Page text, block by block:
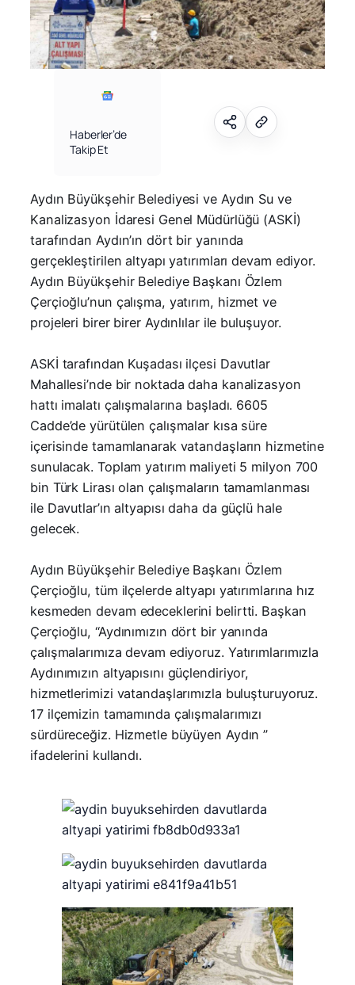
Haberler’de
Takip Et
Aydın Büyükşehir Belediyesi ve Aydın Su ve
Kanalizasyon İdaresi Genel Müdürlüğü (ASKİ)
tarafından Aydın’ın dört bir yanında
gerçekleştirilen altyapı yatırımları devam ediyor.
Aydın Büyükşehir Belediye Başkanı Özlem
Çerçioğlu’nun çalışma, yatırım, hizmet ve
projeleri birer birer Aydınlılar ile buluşuyor.
ASKİ tarafından Kuşadası ilçesi Davutlar
Mahallesi’nde bir noktada daha kanalizasyon
hattı imalatı çalışmalarına başladı. 6605
Cadde’de yürütülen çalışmalar kısa süre
içerisinde tamamlanarak vatandaşların hizmetine
sunulacak. Toplam yatırım maliyeti 5 milyon 700
bin Türk Lirası olan çalışmaların tamamlanması
ile Davutlar’ın altyapısı daha da güçlü hale
gelecek.
Aydın Büyükşehir Belediye Başkanı Özlem
Çerçioğlu, tüm ilçelerde altyapı yatırımlarına hız
kesmeden devam edeceklerini belirtti. Başkan
Çerçioğlu, “Aydınımızın dört bir yanında
çalışmalarımıza devam ediyoruz. Yatırımlarımızla
Aydınımızın altyapısını güçlendiriyor,
hizmetlerimizi vatandaşlarımızla buluşturuyoruz.
17 ilçemizin tamamında çalışmalarımızı
sürdüreceğiz. Hizmetle büyüyen Aydın ”
ifadelerini kullandı.